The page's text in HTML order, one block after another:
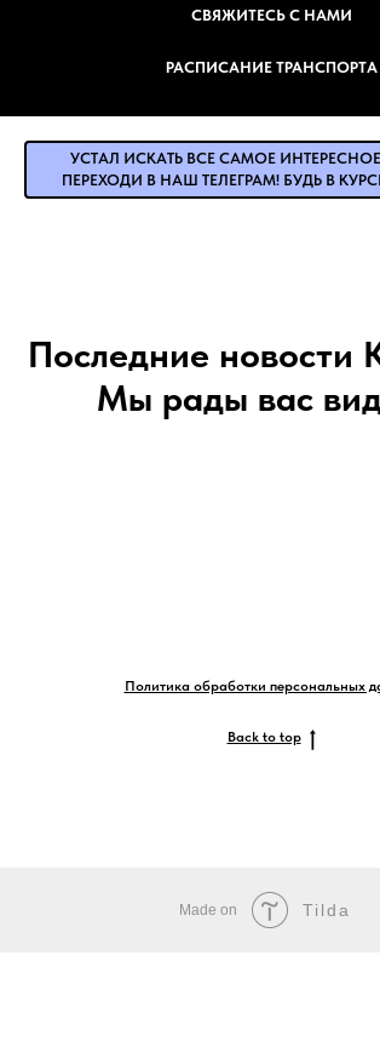
СВЯЖИТЕСЬ С НАМИ
РАСПИСАНИЕ ТРАНСПОРТА
УСТАЛ ИСКАТЬ ВСЕ САМОЕ
ПЕРЕХОДИ В НАШ ТЕЛЕГРАМ! БУДЬ В
Последние новости
Мы рады вас
Политика обработки персональных
Back to top
Made on Tilda